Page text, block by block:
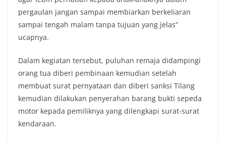
pergaulan jangan sampai membiarkan berkeliaran
sampai tengah malam tanpa tujuan yang jelas”
ucapnya.
Dalam kegiatan tersebut, puluhan remaja didampingi
orang tua diberi pembinaan kemudian setelah
membuat surat pernyataan dan diberi sanksi Tilang
kemudian dilakukan penyerahan barang bukti sepeda
motor kepada pemiliknya yang dilengkapi surat-surat
kendaraan.